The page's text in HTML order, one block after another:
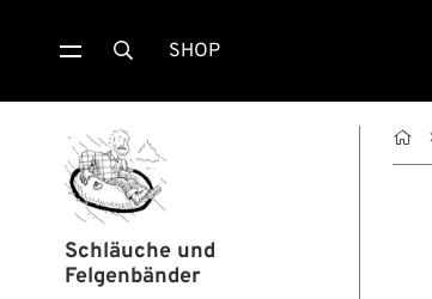
 SHOP
Schläuche und
Felgenbänder
